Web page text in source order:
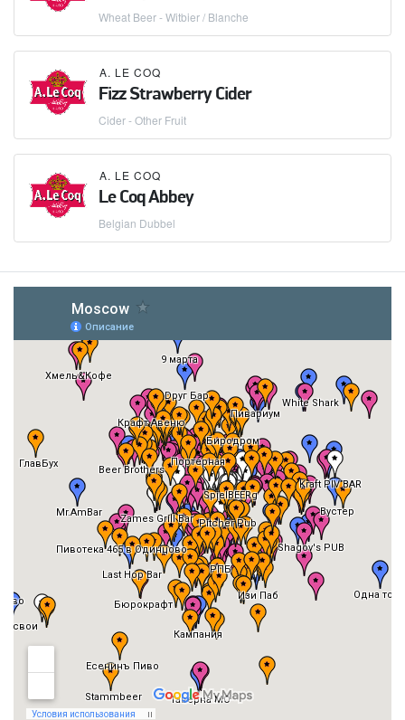
Wheat Beer - Witbier / Blanche
A. LE COQ
Fizz Strawberry Cider
Cider - Other Fruit
A. LE COQ
Le Coq Abbey
Belgian Dubbel